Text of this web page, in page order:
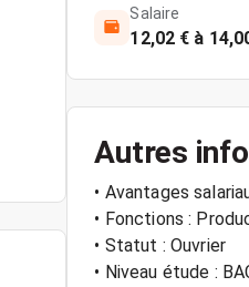
Salaire
12,02 € à
Autres
• Avantages
• Fonctions :
• Statut : Ouvrier
• Niveau étude :